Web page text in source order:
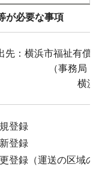
が必要な事項
先：横浜市福祉有償
（事務局
横
規登録
新登録
更登録（運送の区域